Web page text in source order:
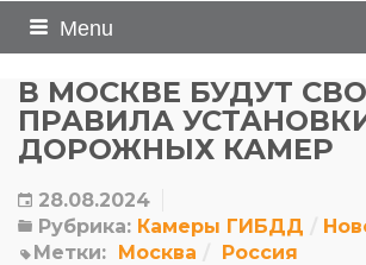
Menu
В МОСКВЕ БУДУТ
ПРАВИЛА
ДОРОЖНЫХ КАМЕР
28.08.2024
Рубрика: Камеры ГИБДД
Метки: Москва Россия